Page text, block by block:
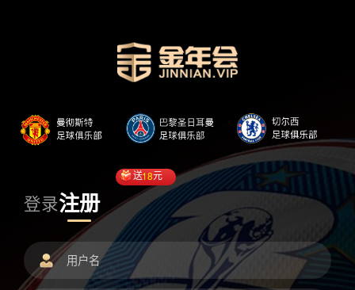
登录注册
送18元